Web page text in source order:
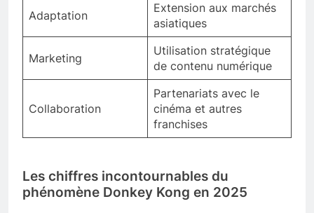
Adaptation
Extension aux marchés
asiatiques
Marketing
Utilisation stratégique
de contenu numérique
Collaboration
Partenariats avec le
cinéma et autres
franchises
Les chiffres incontournables du
phénomène Donkey Kong en 2025